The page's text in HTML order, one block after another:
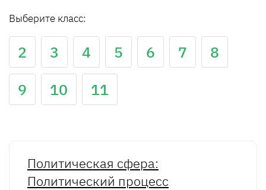
Выберите класс:
2 3 4 5 6 7
8
9
10 11
Политическая сфера:
Политический процесс